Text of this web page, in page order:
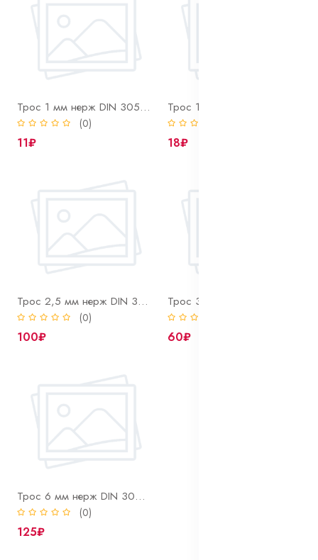
Трос 1 мм нерж DIN 3055 А4
(0)
11₽ 18₽
Трос 2,5 мм нерж DIN 3055 А4
(0)
100₽ 60₽
Трос 6 мм нерж DIN 3055 А4
(0)
125₽